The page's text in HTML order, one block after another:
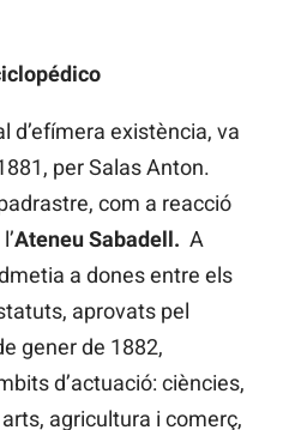
d’efímera existència, va
per Salas Anton.
com a reacció
Ateneu Sabadell. A
a dones entre els
aprovats pel
gener de 1882,
d’actuació: ciències,
agricultura i comerç,